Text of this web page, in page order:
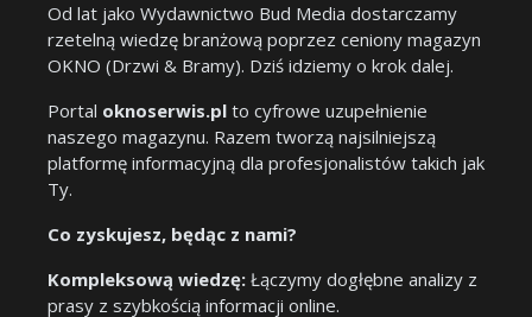
Od lat jako Wydawnictwo Bud Media dostarczamy
rzetelną wiedzę branżową poprzez ceniony magazyn
OKNO (Drzwi & Bramy). Dziś idziemy o krok dalej.
Portal oknoserwis.pl to cyfrowe uzupełnienie
naszego magazynu. Razem tworzą najsilniejszą
platformę informacyjną dla profesjonalistów takich jak
Ty.
Co zyskujesz, będąc z nami?
Kompleksową wiedzę: Łączymy dogłębne analizy z
prasy z szybkością informacji online.